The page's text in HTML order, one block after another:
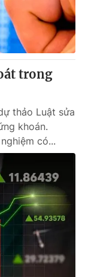
trong
thảo Luật sửa
khoán.
có...